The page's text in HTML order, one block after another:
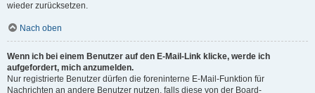
wieder zurücksetzen.
Nach oben
Wenn ich bei einem Benutzer auf den E-Mail-Link klicke, werde ich
aufgefordert, mich anzumelden.
Nur registrierte Benutzer dürfen die foreninterne E-Mail-Funktion für
Nachrichten an andere Benutzer nutzen, falls diese von der Board-